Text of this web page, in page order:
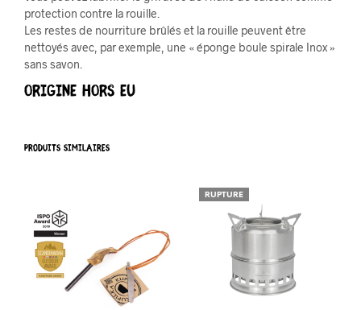
protection contre la rouille.
Les restes de nourriture brûlés et la rouille peuvent être
nettoyés avec, par exemple, une « éponge boule spirale Inox »
sans savon.
Origine hors EU
PRODUITS SIMILAIRES
RUPTURE